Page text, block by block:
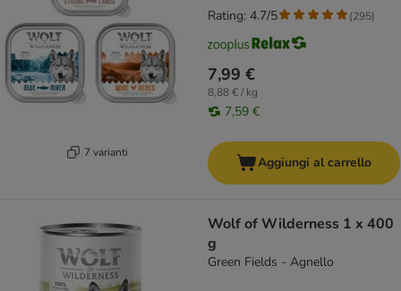
7 varianti
7,99 €
8,88 € / kg
7,59 €
Rating: 4.7/5 (295)
Aggiungi al carrello
Wolf of Wilderness 1 x 400
g
Green Fields - Agnello